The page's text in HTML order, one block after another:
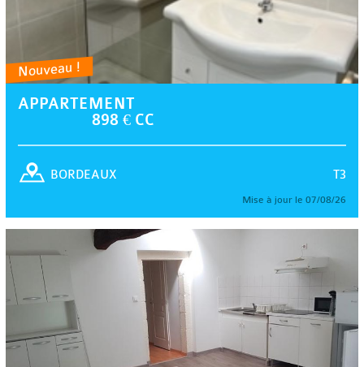
Nouveau !
APPARTEMENT
898 € CC
T3
BORDEAUX
Mise à jour le 07/08/26